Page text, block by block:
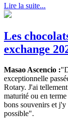
Lire la suite...
Les
exchange
Masao Ascencio :
exceptionnelle
Rotary. J'ai
maturité ou en
bons souvenirs et j'y
possible".